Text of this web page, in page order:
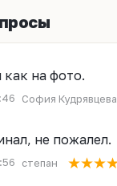
на фото.
София Кудрявцева
не пожалел.
степан